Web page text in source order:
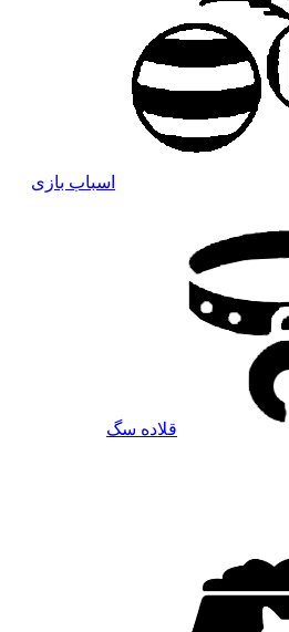
اسباب بازی
قلاده سگ